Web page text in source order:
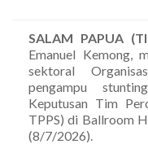
SALAM PAPUA
Emanuel Kemong,
sektoral
pengampu
Keputusan Tim
TPPS) di Ballroom
(8/7/2026).